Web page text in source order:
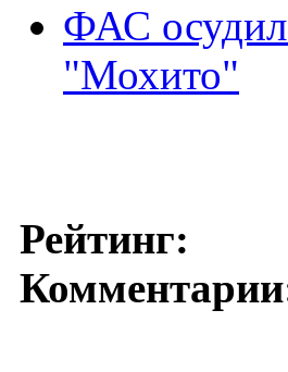
ФАС
"Мохито"
Рейтинг: